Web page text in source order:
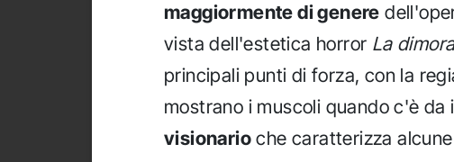
maggiormente di genere
vista dell'estetica horror La
principali punti di forza, con la
mostrano i muscoli quando c'è da
visionario che caratterizza